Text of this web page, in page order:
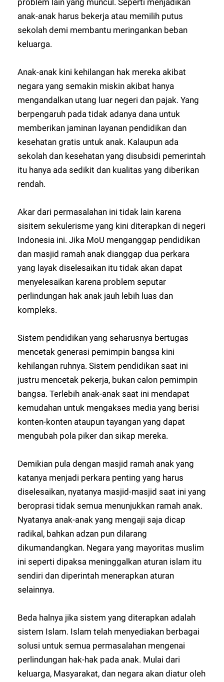
problem lain yang muncul. Seperti menjadikan
anak-anak harus bekerja atau memilih putus
sekolah demi membantu meringankan beban
keluarga.
Anak-anak kini kehilangan hak mereka akibat
negara yang semakin miskin akibat hanya
mengandalkan utang luar negeri dan pajak. Yang
berpengaruh pada tidak adanya dana untuk
memberikan jaminan layanan pendidikan dan
kesehatan gratis untuk anak. Kalaupun ada
sekolah dan kesehatan yang disubsidi pemerintah
itu hanya ada sedikit dan kualitas yang diberikan
rendah.
Akar dari permasalahan ini tidak lain karena
sisitem sekulerisme yang kini diterapkan di negeri
Indonesia ini. Jika MoU menganggap pendidikan
dan masjid ramah anak dianggap dua perkara
yang layak diselesaikan itu tidak akan dapat
menyelesaikan karena problem seputar
perlindungan hak anak jauh lebih luas dan
kompleks.
Sistem pendidikan yang seharusnya bertugas
mencetak generasi pemimpin bangsa kini
kehilangan ruhnya. Sistem pendidikan saat ini
justru mencetak pekerja, bukan calon pemimpin
bangsa. Terlebih anak-anak saat ini mendapat
kemudahan untuk mengakses media yang berisi
konten-konten ataupun tayangan yang dapat
mengubah pola piker dan sikap mereka.
Demikian pula dengan masjid ramah anak yang
katanya menjadi perkara penting yang harus
diselesaikan, nyatanya masjid-masjid saat ini yang
beroprasi tidak semua menunjukkan ramah anak.
Nyatanya anak-anak yang mengaji saja dicap
radikal, bahkan adzan pun dilarang
dikumandangkan. Negara yang mayoritas muslim
ini seperti dipaksa meninggalkan aturan islam itu
sendiri dan diperintah menerapkan aturan
selainnya.
Beda halnya jika sistem yang diterapkan adalah
sistem Islam. Islam telah menyediakan berbagai
solusi untuk semua permasalahan mengenai
perlindungan hak-hak pada anak. Mulai dari
keluarga, Masyarakat, dan negara akan diatur oleh